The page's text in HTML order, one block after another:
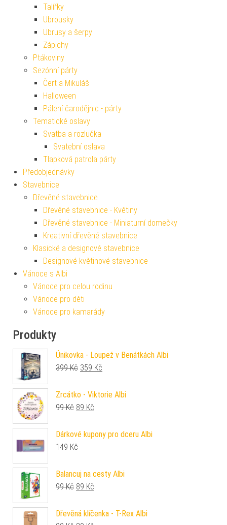
Talířky
Ubrousky
Ubrusy a šerpy
Zápichy
Ptákoviny
Sezónní párty
Čert a Mikuláš
Halloween
Pálení čarodějnic - párty
Tematické oslavy
Svatba a rozlučka
Svatební oslava
Tlapková patrola párty
Předobjednávky
Stavebnice
Dřevěné stavebnice
Dřevěné stavebnice - Květiny
Dřevěné stavebnice - Miniaturní domečky
Kreativní dřevěné stavebnice
Klasické a designové stavebnice
Designové květinové stavebnice
Vánoce s Albi
Vánoce pro celou rodinu
Vánoce pro děti
Vánoce pro kamarády
Produkty
Únikovka - Loupež v Benátkách Albi
399Kč Původní cena byla: 399 Kč.
359 Kč
Zrcátko - Viktorie Albi
99Kč Původní cena byla: 99 Kč.
89 Kč
Dárkové kupony pro dceru Albi
149 Kč
Balancuj na cesty Albi
99Kč Původní cena byla: 99 Kč.
89 Kč
Dřevěná klíčenka - T-Rex Albi